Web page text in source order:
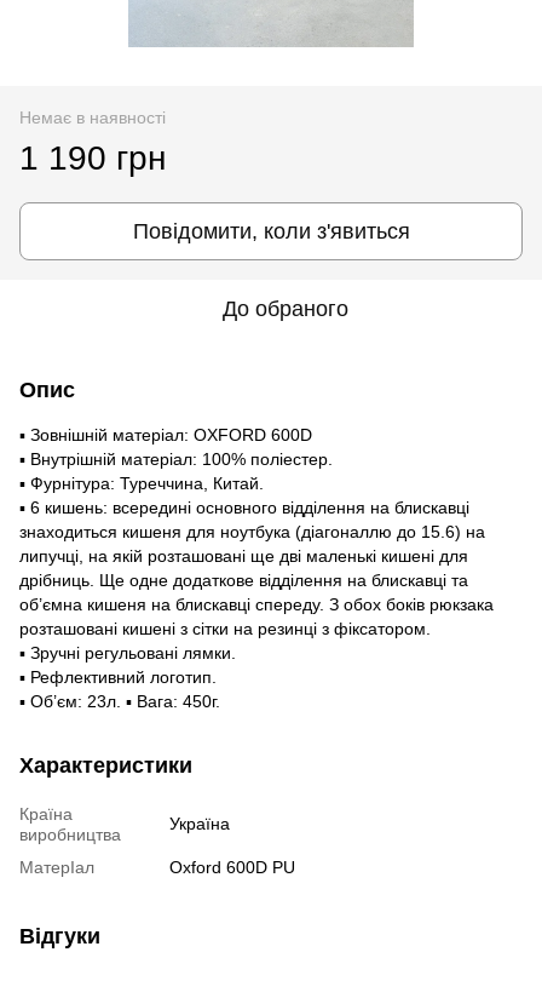
Немає в наявності
1 190 грн
Повідомити, коли з'явиться
До обраного
Опис
▪ Зовнішній матеріал: OXFORD 600D
▪ Внутрішній матеріал: 100% поліестер.
▪ Фурнітура: Туреччина, Китай.
▪ 6 кишень: всередині основного відділення на блискавці
знаходиться кишеня для ноутбука (діагоналлю до 15.6) на
липучці, на якій розташовані ще дві маленькі кишені для
дрібниць. Ще одне додаткове відділення на блискавці та
об’ємна кишеня на блискавці спереду. З обох боків рюкзака
розташовані кишені з сітки на резинці з фіксатором.
▪ Зручні регульовані лямки.
▪ Рефлективний логотип.
▪ Об’єм: 23л. ▪ Вага: 450г.
Характеристики
Країна
виробництва
Україна
МатерІал Oxford 600D PU
Відгуки